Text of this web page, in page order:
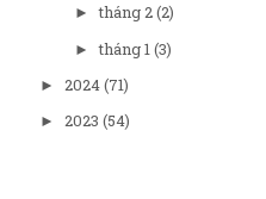
►tháng 2(2)
►tháng 1 (3)
► 2024(71)
► 2023 (54)